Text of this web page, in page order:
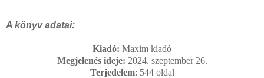
A könyv adatai:
Kiadó: Maxim kiadó
Megjelenés ideje: 2024. szeptember 26.
Terjedelem: 544 oldal